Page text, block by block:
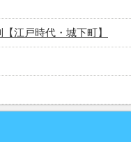
江戸時代・城下町】